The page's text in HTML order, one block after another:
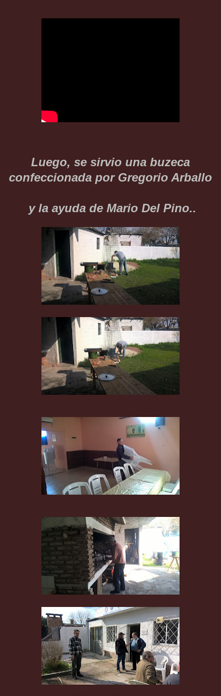
Luego, se sirvio una buzeca
confeccionada por Gregorio Arballo
y la ayuda de Mario Del Pino..